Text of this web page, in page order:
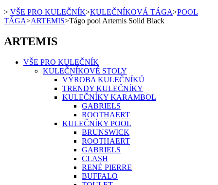
> VŠE PRO KULEČNÍK>KULEČNÍKOVÁ TÁGA>POOL
TÁGA>ARTEMIS>Tágo pool Artemis Solid Black
ARTEMIS
VŠE PRO KULEČNÍK
KULEČNÍKOVÉ STOLY
VÝROBA KULEČNÍKŮ
TRENDY KULEČNÍKY
KULEČNÍKY KARAMBOL
GABRIELS
ROOTHAERT
KULEČNÍKY POOL
BRUNSWICK
ROOTHAERT
GABRIELS
CLASH
RENÉ PIERRE
BUFFALO